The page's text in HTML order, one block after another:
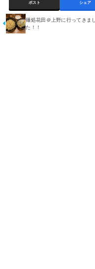
ポスト シェア
麺処花田＠上野に行ってきまし
た！！